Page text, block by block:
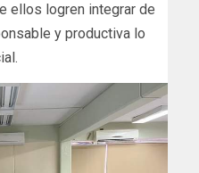
ellos logren integrar de
y productiva lo